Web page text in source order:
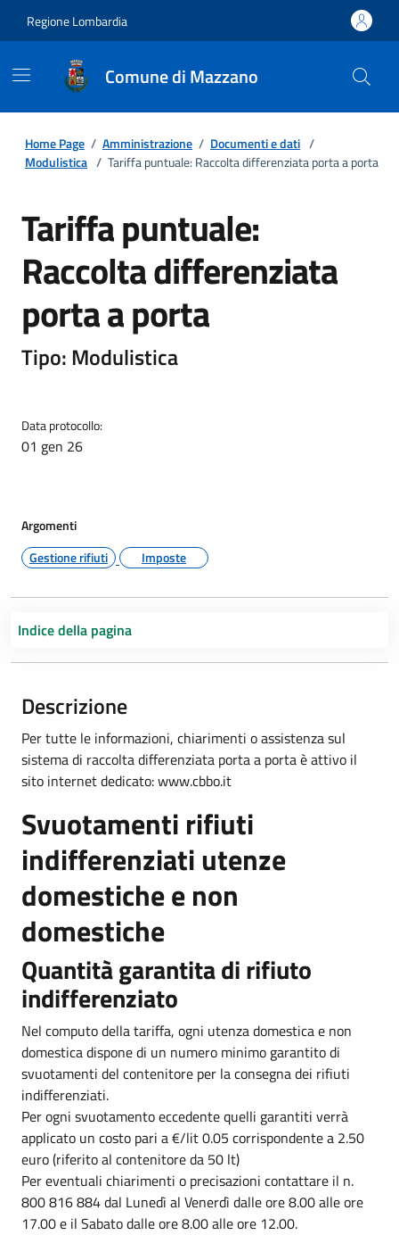
Regione Lombardia
Comune di Mazzano
Home Page / Amministrazione / Documenti e dati /
Modulistica / Tariffa puntuale: Raccolta differenziata porta a porta
Tariffa puntuale:
Raccolta differenziata
porta a porta
Tipo: Modulistica
Data protocollo:
01 gen 26
Argomenti
Gestione rifiuti
Imposte
Indice della pagina
Descrizione
Per tutte le informazioni, chiarimenti o assistenza sul
sistema di raccolta differenziata porta a porta è attivo il
sito internet dedicato: www.cbbo.it
Svuotamenti rifiuti
indifferenziati utenze
domestiche e non
domestiche
Quantità garantita di rifiuto
indifferenziato
Nel computo della tariffa, ogni utenza domestica e non
domestica dispone di un numero minimo garantito di
svuotamenti del contenitore per la consegna dei rifiuti
indifferenziati.
Per ogni svuotamento eccedente quelli garantiti verrà
applicato un costo pari a €/lit 0.05 corrispondente a 2.50
euro (riferito al contenitore da 50 lt)
Per eventuali chiarimenti o precisazioni contattare il n.
800 816 884 dal Lunedì al Venerdì dalle ore 8.00 alle ore
17.00 e il Sabato dalle ore 8.00 alle ore 12.00.